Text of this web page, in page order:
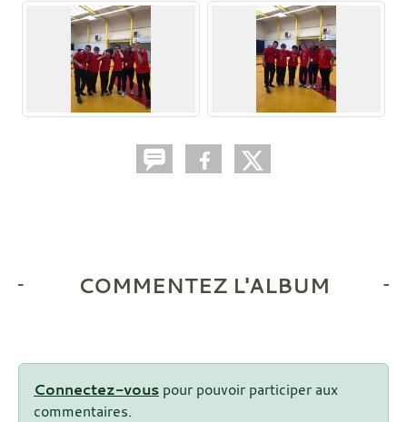
COMMENTEZ L'ALBUM
Connectez-vous pour pouvoir participer aux
commentaires.